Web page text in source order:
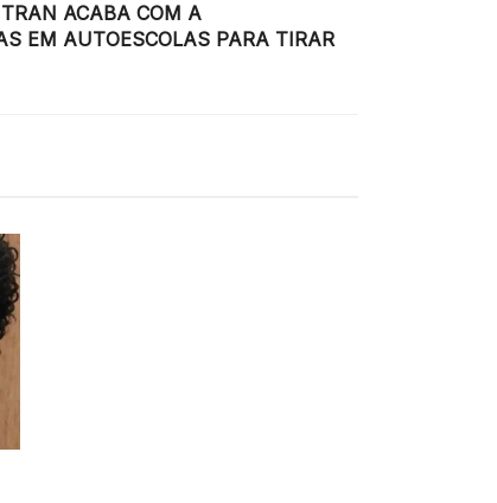
ACABA COM A
EM AUTOESCOLAS PARA TIRAR